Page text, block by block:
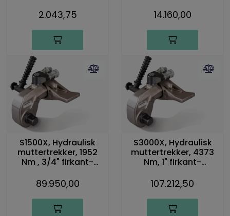
2.043,75 14.160,00
S1500X, Hydraulisk
muttertrekker, 1952
Nm , 3/4" firkant-
89.950,00
S3000X, Hydraulisk
muttertrekker, 4373
Nm, 1" firkant-
107.212,50